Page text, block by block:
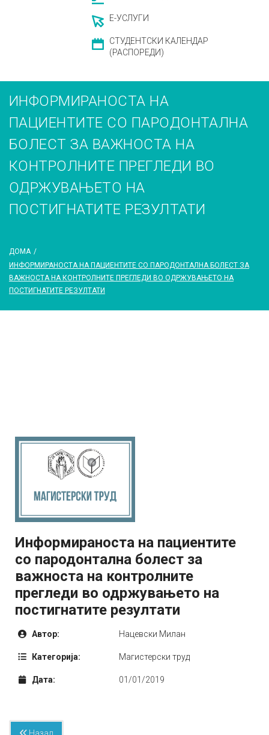
Е-УСЛУГИ
СТУДЕНТСКИ КАЛЕНДАР
(РАСПОРЕДИ)
ИНФОРМИРАНОСТА НА
ПАЦИЕНТИТЕ СО ПАРОДОНТАЛНА
БОЛЕСТ ЗА ВАЖНОСТА НА
КОНТРОЛНИТЕ ПРЕГЛЕДИ ВО
ОДРЖУВАЊЕТО НА
ПОСТИГНАТИТЕ РЕЗУЛТАТИ
ДОМА /
ИНФОРМИРАНОСТА НА ПАЦИЕНТИТЕ СО ПАРОДОНТАЛНА БОЛЕСТ ЗА
ВАЖНОСТА НА КОНТРОЛНИТЕ ПРЕГЛЕДИ ВО ОДРЖУВАЊЕТО НА
ПОСТИГНАТИТЕ РЕЗУЛТАТИ
Информираноста на пациентите
со пародонтална болест за
важноста на контролните
прегледи во одржувањето на
постигнатите резултати
Автор: Нацевски Милан
Категорија: Mагистерски труд
Дата: 01/01/2019